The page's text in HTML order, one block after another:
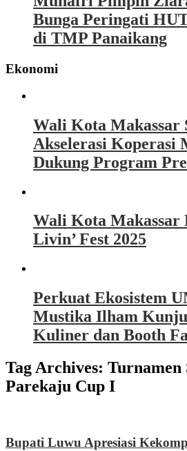
Bunga Peringati
di TMP Panaikang
Ekonomi
Wali Kota Makassar
Akselerasi Koperasi
Dukung Program
Wali Kota Makassar
Livin’ Fest 2025
Perkuat Ekosistem
Mustika Ilham
Kuliner dan Booth
Tag Archives: Turnamen
Parekaju Cup I
Bupati Luwu Apresiasi